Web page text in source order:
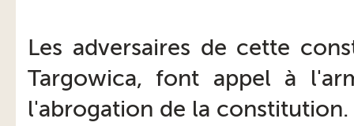
Les adversaires de cette
Targowica, font appel à
l'abrogation de la